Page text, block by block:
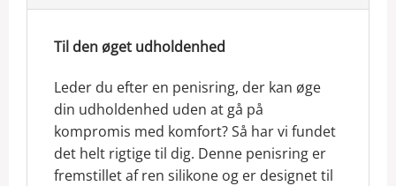
Til den øget udholdenhed
Leder du efter en penisring, der kan øge
din udholdenhed uden at gå på
kompromis med komfort? Så har vi fundet
det helt rigtige til dig. Denne penisring er
fremstillet af ren silikone og er designet til